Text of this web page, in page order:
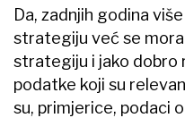
Da, zadnjih godina
strategiju već se
strategiju i jako dobro
podatke koji su
su, primjerice, podaci